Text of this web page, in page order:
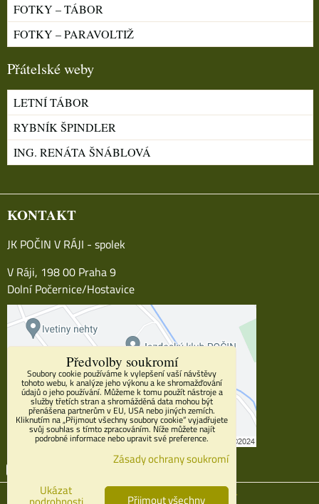
FOTKY – TÁBOR
FOTKY – PARAVOLTIŽ
Přátelské weby
LETNÍ TÁBOR
RYBNÍK ŠPINDLER
ING. RENÁTA ŠNÁBLOVÁ
KONTAKT
JK POČIN V RÁJI - spolek
V Ráji, 198 00 Praha 9
Dolní Počernice/Hostavice
Instagram
Předvolby soukromí Zásady ochrany soukromí
Předvolby soukromí
Soubory cookie používáme k vylepšení vaší návštěvy
tohoto webu, k analýze jeho výkonu a ke shromažďování
údajů o jeho používání. Můžeme k tomu použít nástroje a
služby třetích stran a shromážděná data mohou být
přenášena partnerům v EU, USA nebo jiných zemích.
Kliknutím na „Přijmout všechny soubory cookie“ vyjadřujete
svůj souhlas s tímto zpracováním. Níže můžete najít
podrobné informace nebo upravit své preference.
Zásady ochrany soukromí
Ukázat
Přijmout všechny